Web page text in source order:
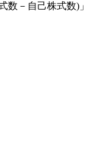
数－自己株式数)」